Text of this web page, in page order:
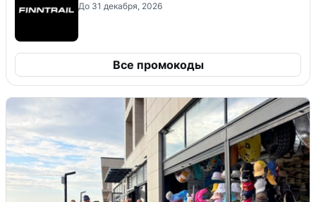
До 31 декабря, 2026
Все промокоды